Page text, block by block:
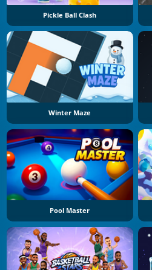
Pickle Ball Clash
Winter Maze
Pool Master